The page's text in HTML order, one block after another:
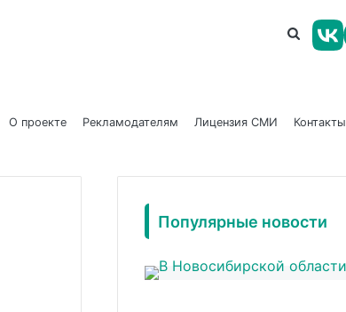
О проекте Рекламодателям Лицензия СМИ Контакты
Популярные новости